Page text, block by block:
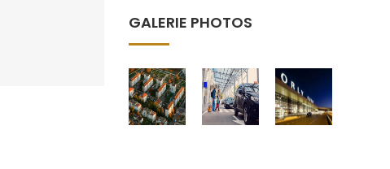
GALERIE PHOTOS